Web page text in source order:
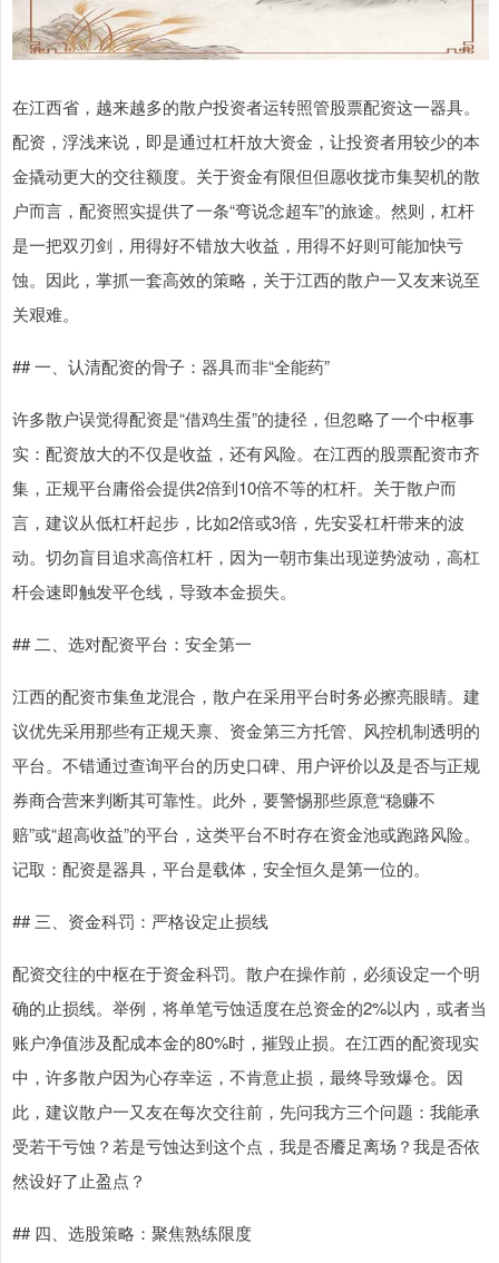
在江西省，越来越多的散户投资者运转照管股票配资这一器具。
配资，浮浅来说，即是通过杠杆放大资金，让投资者用较少的本
金撬动更大的交往额度。关于资金有限但但愿收拢市集契机的散
户而言，配资照实提供了一条“弯说念超车”的旅途。然则，杠杆
是一把双刃剑，用得好不错放大收益，用得不好则可能加快亏
蚀。因此，掌抓一套高效的策略，关于江西的散户一又友来说至
关艰难。
## 一、认清配资的骨子：器具而非“全能药”
许多散户误觉得配资是“借鸡生蛋”的捷径，但忽略了一个中枢事
实：配资放大的不仅是收益，还有风险。在江西的股票配资市齐
集，正规平台庸俗会提供2倍到10倍不等的杠杆。关于散户而
言，建议从低杠杆起步，比如2倍或3倍，先安妥杠杆带来的波
动。切勿盲目追求高倍杠杆，因为一朝市集出现逆势波动，高杠
杆会速即触发平仓线，导致本金损失。
## 二、选对配资平台：安全第一
江西的配资市集鱼龙混合，散户在采用平台时务必擦亮眼睛。建
议优先采用那些有正规天禀、资金第三方托管、风控机制透明的
平台。不错通过查询平台的历史口碑、用户评价以及是否与正规
券商合营来判断其可靠性。此外，要警惕那些原意“稳赚不
赔”或“超高收益”的平台，这类平台不时存在资金池或跑路风险。
记取：配资是器具，平台是载体，安全恒久是第一位的。
## 三、资金科罚：严格设定止损线
配资交往的中枢在于资金科罚。散户在操作前，必须设定一个明
确的止损线。举例，将单笔亏蚀适度在总资金的2%以内，或者当
账户净值涉及配成本金的80%时，摧毁止损。在江西的配资现实
中，许多散户因为心存幸运，不肯意止损，最终导致爆仓。因
此，建议散户一又友在每次交往前，先问我方三个问题：我能承
受若干亏蚀？若是亏蚀达到这个点，我是否餍足离场？我是否依
然设好了止盈点？
## 四、选股策略：聚焦熟练限度